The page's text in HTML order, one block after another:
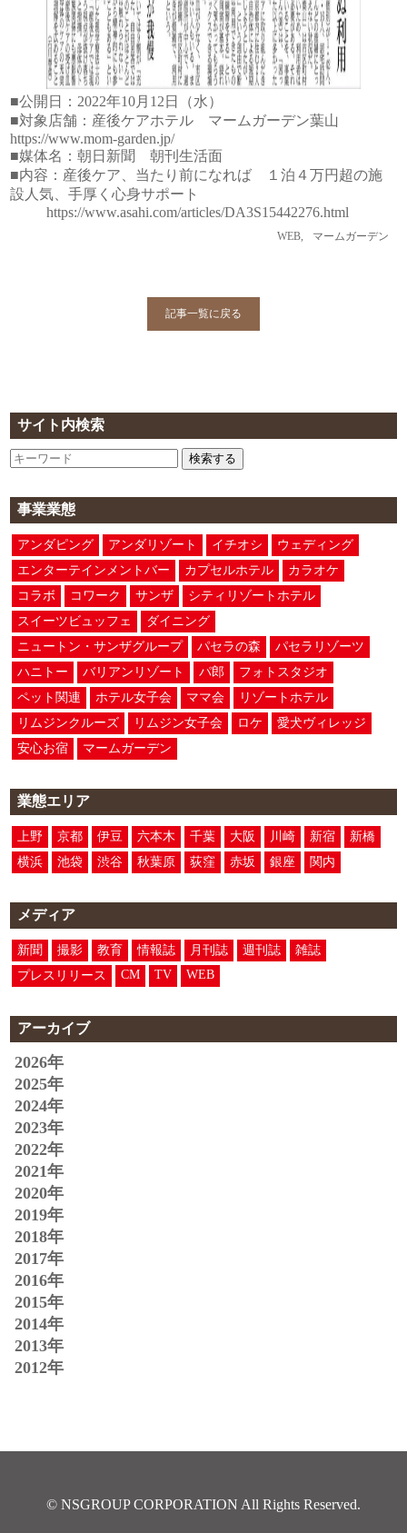
サイト内検索
検索する
事業業態
アンダピング アンダリゾート イチオシ
ウェディング
エンターテインメントバー
カプセルホテル
カラオケ
コラボ
コワーク サンザ
シティリゾートホテル
スイーツビュッフェ
ダイニング
ニュートン・サンザグループ
パセラの森
パセラリゾーツ
ハニトー
バリアンリゾート パ郎
フォトスタジオ
ペット関連
ホテル女子会 ママ会
リゾートホテル
リムジンクルーズ
リムジン女子会 ロケ
愛犬ヴィレッジ
安心お宿
マームガーデン
業態エリア
上野 京都 伊豆 六本木 千葉 大阪 川崎 新宿
新橋
横浜
池袋 渋谷 秋葉原 荻窪 赤坂 銀座 関内
メディア
新聞 撮影 教育 情報誌 月刊誌 週刊誌
雑誌
プレスリリース
CM TV WEB
アーカイブ
2026年
2025年
2024年
2023年
2022年
2021年
2020年
2019年
2018年
2017年
2016年
2015年
2014年
2013年
2012年
■公開日：2022年10月12日（水）
■対象店舗：産後ケアホテル マームガーデン葉山
https://www.mom-garden.jp/
■媒体名：朝日新聞 朝刊生活面
■内容：産後ケア、当たり前になれば １泊４万円超の施
設人気、手厚く心身サポート
https://www.asahi.com/articles/DA3S15442276.html
WEB マームガーデン
記事一覧に戻る
© NSGROUP CORPORATION All Rights Reserved.